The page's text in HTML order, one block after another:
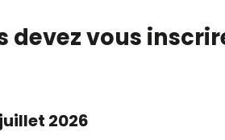
devez vous
2026